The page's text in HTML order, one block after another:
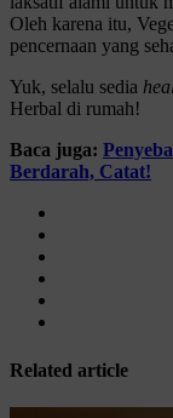
Oleh karena itu,
pencernaan yang
Yuk, selalu sedia
Herbal di rumah!
Baca juga:
Berdarah, Catat!
Related article